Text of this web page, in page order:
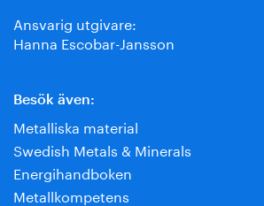
Ansvarig utgivare:
Hanna Escobar-Jansson
Besök även:
Metalliska material
Swedish Metals & Minerals
Energihandboken
Metallkompetens